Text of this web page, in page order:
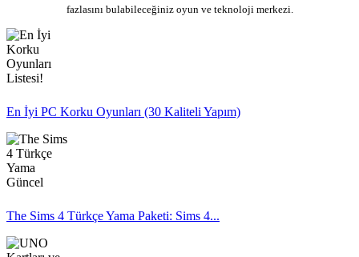
fazlasını bulabileceğiniz oyun ve teknoloji merkezi.
En İyi PC Korku Oyunları (30 Kaliteli Yapım)
The Sims 4 Türkçe Yama Paketi: Sims 4...